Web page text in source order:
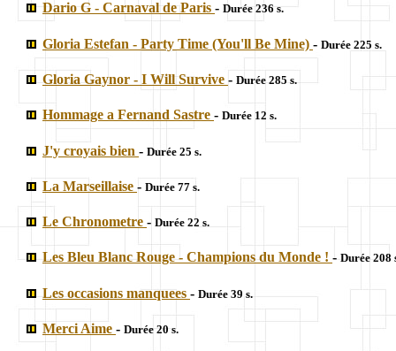
Dario G - Carnaval de Paris - Durée 236 s.
Gloria Estefan - Party Time (You'll Be Mine) - Durée 225 s.
Gloria Gaynor - I Will Survive - Durée 285 s.
Hommage a Fernand Sastre - Durée 12 s.
J'y croyais bien - Durée 25 s.
La Marseillaise - Durée 77 s.
Le Chronometre - Durée 22 s.
Les Bleu Blanc Rouge - Champions du Monde ! - Durée 208
Les occasions manquees - Durée 39 s.
Merci Aime - Durée 20 s.